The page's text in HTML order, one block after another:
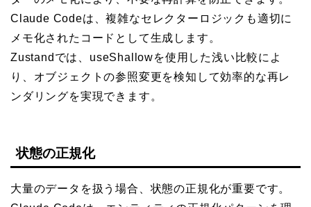
Claude Codeは、複雑なセレクターロジックも適切に
メモ化されたコードとして生成します。
Zustandでは、useShallowを使用した浅い比較によ
り、オブジェクトの参照変更を検知して効率的な再レ
ンダリングを実現できます。
状態の正規化
大量のデータを扱う場合、状態の正規化が重要です。